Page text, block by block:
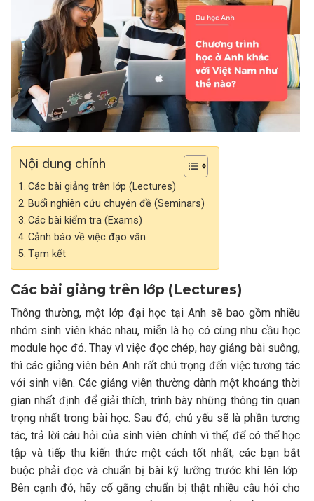
Nội dung chính
Các bài giảng trên lớp (Lectures)
Buổi nghiên cứu chuyên đề (Seminars)
Các bài kiểm tra (Exams)
Cảnh báo về việc đạo văn
Tạm kết
Các bài giảng trên lớp (Lectures)
Thông thường, một lớp đại học tại Anh sẽ bao gồm nhiều
nhóm sinh viên khác nhau, miễn là họ có cùng nhu cầu học
module học đó. Thay vì việc đọc chép, hay giảng bài suông,
thì các giảng viên bên Anh rất chú trọng đến việc tương tác
với sinh viên. Các giảng viên thường dành một khoảng thời
gian nhất định để giải thích, trình bày những thông tin quan
trọng nhất trong bài học. Sau đó, chủ yếu sẽ là phần tương
tác, trả lời câu hỏi của sinh viên. chính vì thế, để có thể học
tập và tiếp thu kiến thức một cách tốt nhất, các bạn bắt
buộc phải đọc và chuẩn bị bài kỹ lưỡng trước khi lên lớp.
Bên cạnh đó, hãy cố gắng chuẩn bị thật nhiều câu hỏi cho